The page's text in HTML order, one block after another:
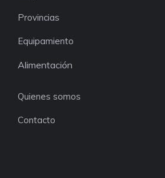
Provincias
Equipamiento
Alimentación
Quienes somos
Contacto